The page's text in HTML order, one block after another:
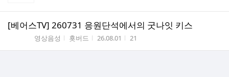
[베어스TV] 260731 응원단석에서의 굿나잇 키스
영상음성 작성자
횻버드 작성시간
26.08.01 조회수
21